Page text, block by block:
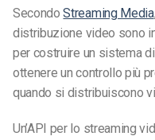
SecondoStreaming Media
distribuzione video sono
per costruire un sistema
ottenere un controllo più
quando si distribuiscono
Un’API per lo streaming